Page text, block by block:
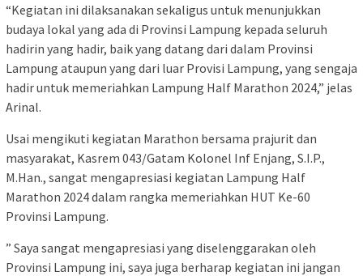
“Kegiatan ini dilaksanakan sekaligus untuk menunjukkan
budaya lokal yang ada di Provinsi Lampung kepada seluruh
hadirin yang hadir, baik yang datang dari dalam Provinsi
Lampung ataupun yang dari luar Provisi Lampung, yang sengaja
hadir untuk memeriahkan Lampung Half Marathon 2024,” jelas
Arinal.
Usai mengikuti kegiatan Marathon bersama prajurit dan
masyarakat, Kasrem 043/Gatam Kolonel Inf Enjang, S.I.P.,
M.Han., sangat mengapresiasi kegiatan Lampung Half
Marathon 2024 dalam rangka memeriahkan HUT Ke-60
Provinsi Lampung.
” Saya sangat mengapresiasi yang diselenggarakan oleh
Provinsi Lampung ini, saya juga berharap kegiatan ini jangan